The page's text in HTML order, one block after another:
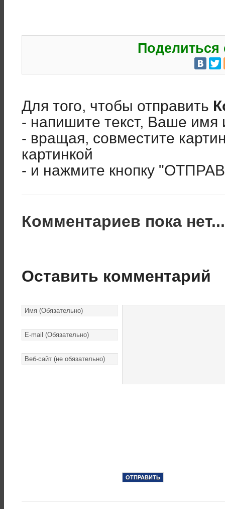
Поделиться
Для того, чтобы отправить
- напишите текст, Ваше имя
- вращая, совместите
картинкой
- и нажмите кнопку
Комментариев пока
Оставить комментарий